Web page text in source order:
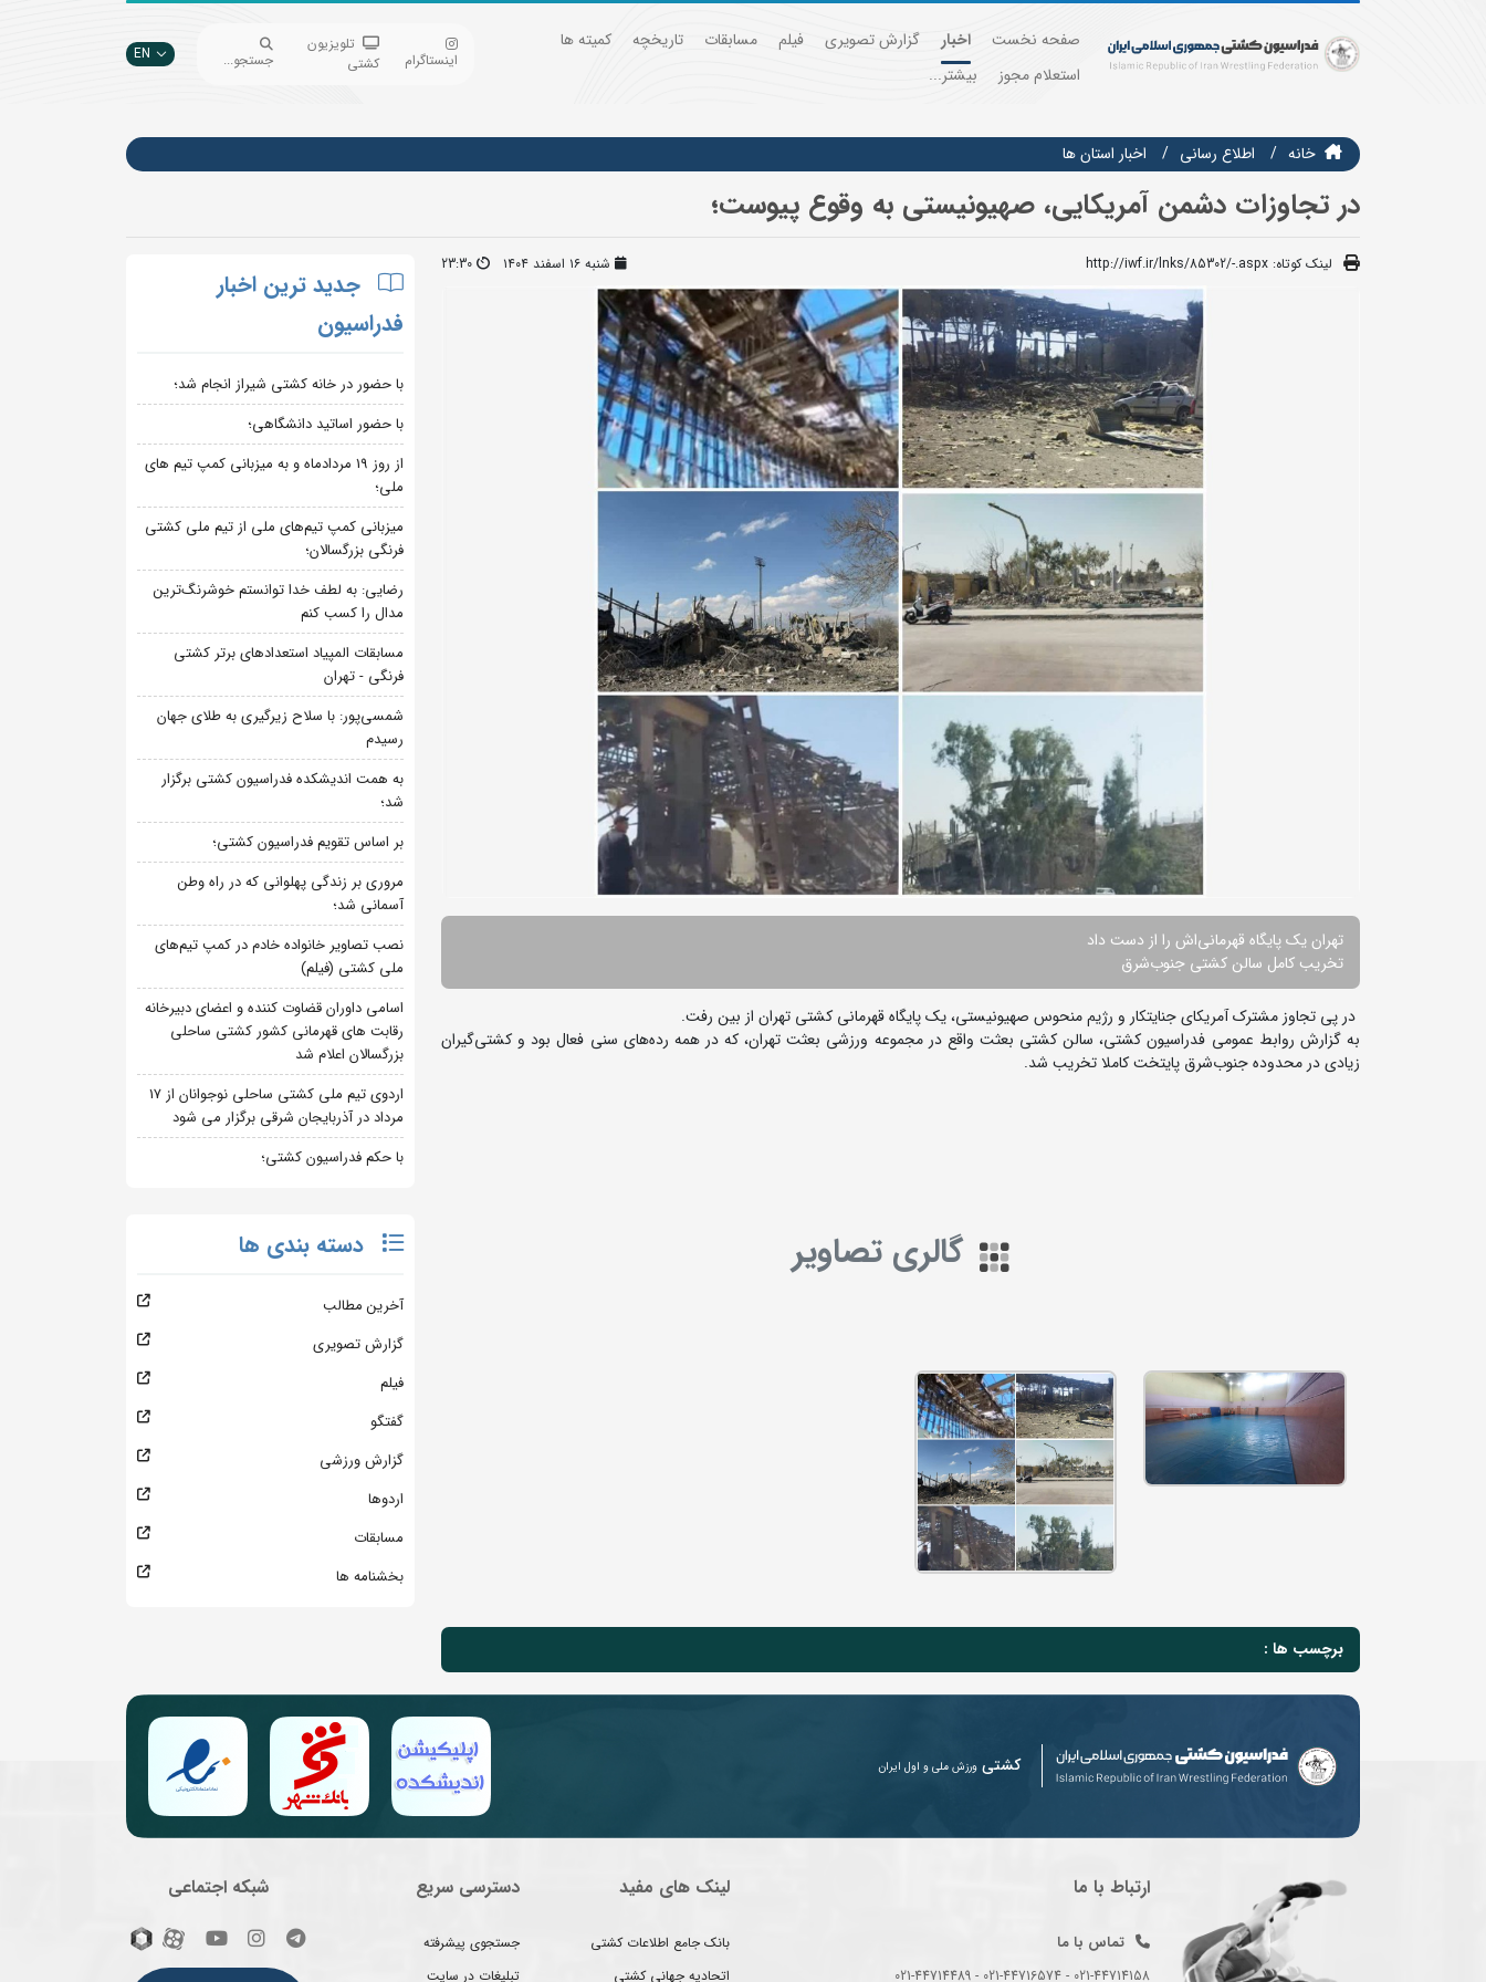
صفحه نخست اخبار گزارش تصویری فیلم مسابقات تاریخچه
کمیته ها
استعلام مجوز
بیشتر...
اینستاگرام
تلویزیون
کشتی
جستجو... EN
خانه اطلاع رسانی اخبار استان ها
در تجاوزات دشمن آمریکایی، صهیونیستی به وقوع پیوست؛
لینک کوتاه: http://iwf.ir/lnks/85302/-.aspx شنبه ۱۶ اسفند ۱۴۰۴ 23:30
تهران یک پایگاه قهرمانی‌اش را از دست داد
تخریب کامل سالن کشتی جنوب‌شرق
در پی تجاوز مشترک آمریکای جنایتکار و رژیم منحوس صهیونیستی، یک پایگاه قهرمانی کشتی تهران از بین رفت.
به گزارش روابط عمومی فدراسیون کشتی، سالن کشتی بعثت واقع در مجموعه ورزشی بعثت تهران، که در همه رده‌های سنی فعال بود و کشتی‌گیران
زیادی در محدوده جنوب‌شرق پایتخت کاملا تخریب شد.
گالری تصاویر
برچسب ها :
جدید ترین اخبار
فدراسیون
با حضور در خانه کشتی شیراز انجام شد؛
با حضور اساتید دانشگاهی؛
از روز 19 مردادماه و به میزبانی کمپ تیم های
ملی؛
میزبانی کمپ تیم‌های ملی از تیم ملی کشتی
فرنگی بزرگسالان؛
رضایی: به لطف خدا توانستم خوشرنگ‌ترین
مدال را کسب کنم
مسابقات المپیاد استعدادهای برتر کشتی
فرنگی - تهران
شمسی‌پور: با سلاح زیرگیری به طلای جهان
رسیدم
به همت اندیشکده فدراسیون کشتی برگزار
شد؛
بر اساس تقویم فدراسیون کشتی؛
مروری بر زندگی پهلوانی که در راه وطن
آسمانی شد؛
نصب تصاویر خانواده خادم در کمپ تیم‌های
ملی کشتی (فیلم)
اسامی داوران قضاوت کننده و اعضای دبیرخانه
رقابت های قهرمانی کشور کشتی ساحلی
بزرگسالان اعلام شد
اردوی تیم ملی کشتی ساحلی نوجوانان از 17
مرداد در آذربایجان شرقی برگزار می شود
با حکم فدراسیون کشتی؛
دسته بندی ها
آخرین مطالب
گزارش تصویری
فیلم
گفتگو
گزارش ورزشی
اردوها
مسابقات
بخشنامه ها
کشتی ورزش ملی و اول ایران
ارتباط با ما
تماس با ما
021-44714158 - 021-44716574 - 021-44714489
لینک های مفید
بانک جامع اطلاعات کشتی
اتحادیه جهانی کشتی
دسترسی سریع
جستجوی پیشرفته
تبلیغات در سایت
شبکه اجتماعی